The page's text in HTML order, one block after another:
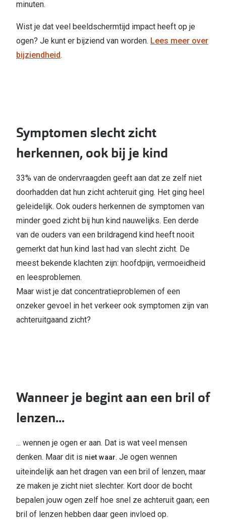
minuten.
Wist je dat veel beeldschermtijd impact heeft op je
ogen? Je kunt er bijziend van worden. Lees meer over
bijziendheid.
Symptomen slecht zicht
herkennen, ook bij je kind
33% van de ondervraagden geeft aan dat ze zelf niet
doorhadden dat hun zicht achteruit ging. Het ging heel
geleidelijk. Ook ouders herkennen de symptomen van
minder goed zicht bij hun kind nauwelijks. Een derde
van de ouders van een brildragend kind heeft nooit
gemerkt dat hun kind last had van slecht zicht. De
meest bekende klachten zijn: hoofdpijn, vermoeidheid
en leesproblemen.
Maar wist je dat concentratieproblemen of een
onzeker gevoel in het verkeer ook symptomen zijn van
achteruitgaand zicht?
Wanneer je begint aan een bril of
lenzen...
... wennen je ogen er aan. Dat is wat veel mensen
denken. Maar dit is niet waar. Je ogen wennen
uiteindelijk aan het dragen van een bril of lenzen, maar
ze maken je zicht niet slechter. Kort door de bocht
bepalen jouw ogen zelf hoe snel ze achteruit gaan; een
bril of lenzen hebben daar geen invloed op.